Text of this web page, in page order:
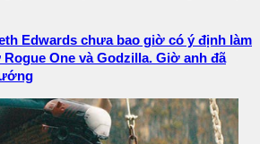
Edwards chưa bao giờ có ý định làm
One và Godzilla. Giờ anh đã